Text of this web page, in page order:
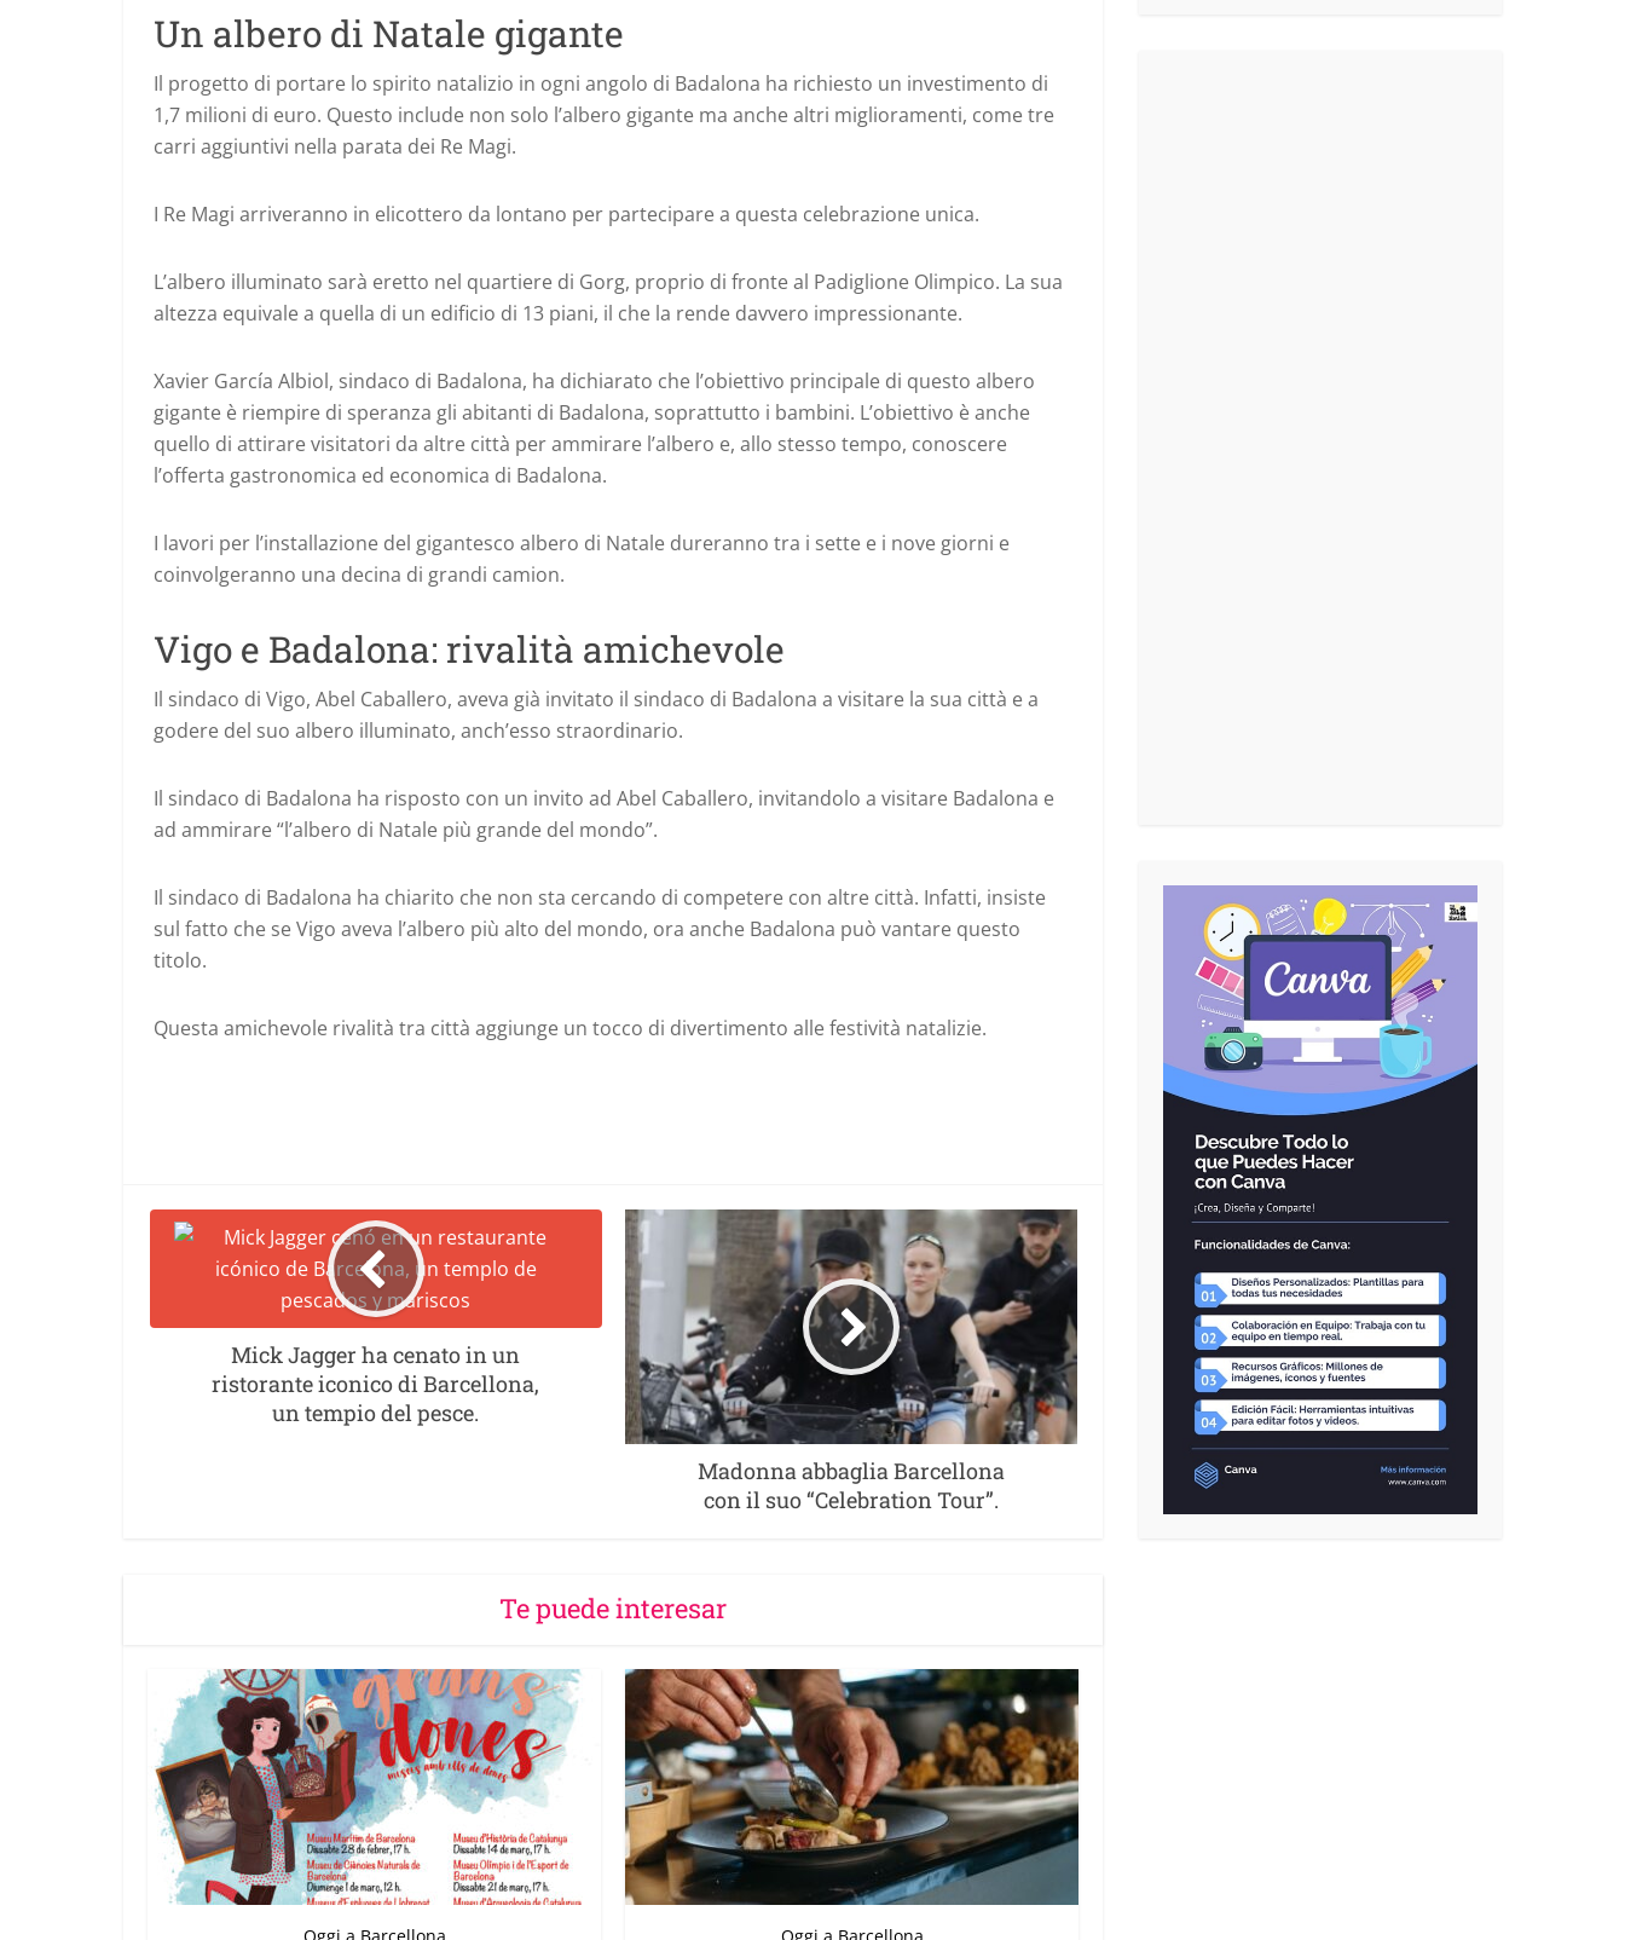
Un albero di Natale gigante
Il progetto di portare lo spirito natalizio in ogni angolo di Badalona ha richiesto un investimento di
1,7 milioni di euro. Questo include non solo l’albero gigante ma anche altri miglioramenti, come tre
carri aggiuntivi nella parata dei Re Magi.
I Re Magi arriveranno in elicottero da lontano per partecipare a questa celebrazione unica.
L’albero illuminato sarà eretto nel quartiere di Gorg, proprio di fronte al Padiglione Olimpico. La sua
altezza equivale a quella di un edificio di 13 piani, il che la rende davvero impressionante.
Xavier García Albiol, sindaco di Badalona, ha dichiarato che l’obiettivo principale di questo albero
gigante è riempire di speranza gli abitanti di Badalona, soprattutto i bambini. L’obiettivo è anche
quello di attirare visitatori da altre città per ammirare l’albero e, allo stesso tempo, conoscere
l’offerta gastronomica ed economica di Badalona.
I lavori per l’installazione del gigantesco albero di Natale dureranno tra i sette e i nove giorni e
coinvolgeranno una decina di grandi camion.
Vigo e Badalona: rivalità amichevole
Il sindaco di Vigo, Abel Caballero, aveva già invitato il sindaco di Badalona a visitare la sua città e a
godere del suo albero illuminato, anch’esso straordinario.
Il sindaco di Badalona ha risposto con un invito ad Abel Caballero, invitandolo a visitare Badalona e
ad ammirare “l’albero di Natale più grande del mondo”.
Il sindaco di Badalona ha chiarito che non sta cercando di competere con altre città. Infatti, insiste
sul fatto che se Vigo aveva l’albero più alto del mondo, ora anche Badalona può vantare questo
titolo.
Questa amichevole rivalità tra città aggiunge un tocco di divertimento alle festività natalizie.
Mick Jagger ha cenato in un
ristorante iconico di Barcellona,
un tempio del pesce.
Madonna abbaglia Barcellona
con il suo “Celebration Tour”.
Te puede interesar